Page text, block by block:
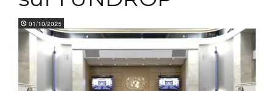
01/10/2025